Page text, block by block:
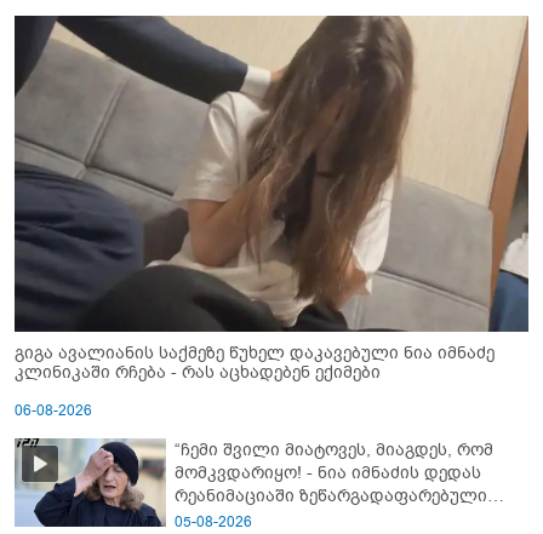
გიგა ავალიანის საქმეზე წუხელ დაკავებული ნია იმნაძე
კლინიკაში რჩება - რას აცხადებენ ექიმები
06-08-2026
“ჩემი შვილი მიატოვეს, მიაგდეს, რომ
მომკვდარიყო! - ნია იმნაძის დედას
რეანიმაციაში ზეწარგადაფარებული
შვილი არ უნახავს” - გიგა ავალიანის
05-08-2026